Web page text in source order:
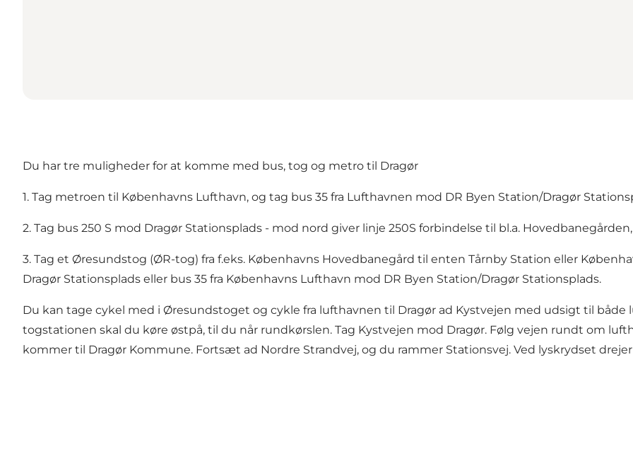
Du har tre muligheder for at komme med bus, tog og metro til Dragør
1. Tag metroen til Københavns Lufthavn, og tag bus 35 fra Lufthavnen mod DR Byen Station/Dragør
2. Tag bus 250 S mod Dragør Stationsplads - mod nord giver linje 250S forbindelse til bl.a.
3. Tag et Øresundstog (ØR-tog) fra f.eks. Københavns Hovedbanegård til enten Tårnby Station eller
Dragør Stationsplads eller bus 35 fra Københavns Lufthavn mod DR Byen Station/Dragør Stationsplads.
Du kan tage cykel med i Øresundstoget og cykle fra lufthavnen til Dragør ad Kystvejen med udsigt til både
togstationen skal du køre østpå, til du når rundkørslen. Tag Kystvejen mod Dragør. Følg vejen rundt om
kommer til Dragør Kommune. Fortsæt ad Nordre Strandvej, og du rammer Stationsvej. Ved lyskrydset